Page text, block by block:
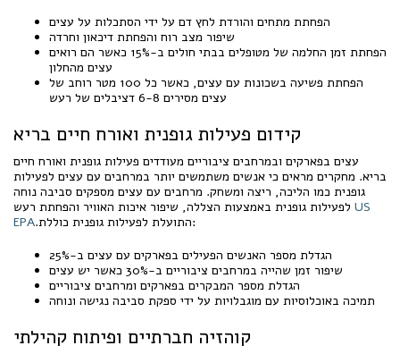
הפחתת מתחים והורדת לחץ דם על ידי הסתכלות על עצים
שיפור מצב רוח והפחתת דיכאון וחרדה
הפחתת זמן החלמה של מטופלים בבתי חולים ב-15% כאשר הם רואים
עצים מהחלון
הפחתת פשיעה בשכונות עם עצים, כאשר כל 100 מטר רוחב של
עצים מסירים 6-8 דציבלים של רעש
קידום פעילות גופנית ואורח חיים בריא
עצים בפארקים ובמרחבים ציבוריים מעודדים פעילות גופנית ואורח חיים
בריא. מחקרים מראים כי אנשים משתמשים יותר במרחבים עם עצים לפעילות
גופנית כמו הליכה, ריצה ומשחק. מרחבים עם עצים מספקים סביבה נוחה
US
EPA
.התועלת לפעילות גופנית כוללת:
הגדלת מספר האנשים הפעילים בפארקים עם עצים ב-25%
שיפור זמן שהייה במרחבים ציבוריים ב-30% כאשר יש עצים
הגדלת מספר המבקרים בפארקים ומרחבים ציבוריים
תמיכה באוכלוסיות עם מוגבלויות על ידי ספקת סביבה נגישה ונוחה
קוהזיה חברתיים ופיתוח קהילתי